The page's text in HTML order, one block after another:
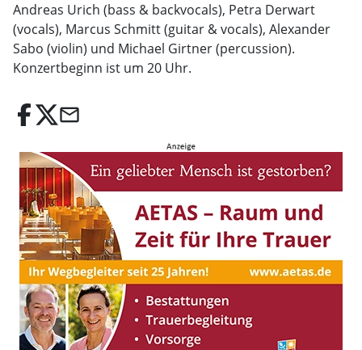
Andreas Urich (bass & backvocals), Petra Derwart
(vocals), Marcus Schmitt (guitar & vocals), Alexander
Sabo (violin) und Michael Girtner (percussion).
Konzertbeginn ist um 20 Uhr.
email